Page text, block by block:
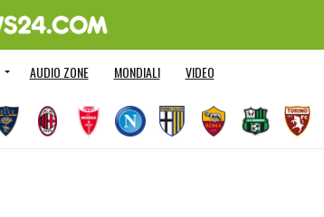
AUDIO ZONE MONDIALI VIDEO